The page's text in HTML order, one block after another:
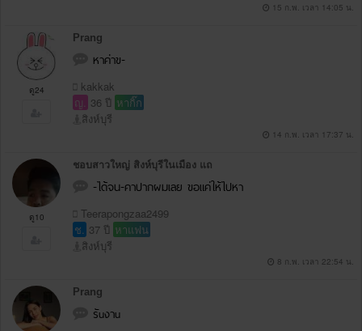
15 ก.พ. เวลา 14:05 น.
ดู24
Prang
หาค่าข-
kakkak
ญ. 36 ปี หากิ๊ก
สิงห์บุรี
14 ก.พ. เวลา 17:37 น.
ดู10
ชอบสาวใหญ่ สิงห์บุรีในเมือง แถ
-ได้จน-คาปากผมเลย ขอแค่ให้ไปหา
Teerapongzaa2499
ช. 37 ปี หาแฟน
สิงห์บุรี
8 ก.พ. เวลา 22:54 น.
Prang
รัuงาu